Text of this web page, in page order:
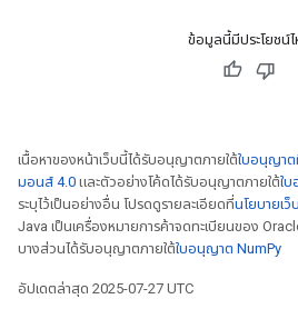
ข้อมูลนี้มีประโยชน์ไ
เนื้อหาของหน้าเว็บนี้ได้รับอนุญาตภายใต้ใบอนุญาต
มอนส์ 4.0 และตัวอย่างโค้ดได้รับอนุญาตภายใต้ใ
ระบุไว้เป็นอย่างอื่น โปรดดูรายละเอียดที่นโยบายเ
Java เป็นเครื่องหมายการค้าจดทะเบียนของ
บางส่วนได้รับอนุญาตภายใต้ใบอนุญาต NumPy
อัปเดตล่าสุด 2025-07-27 UTC